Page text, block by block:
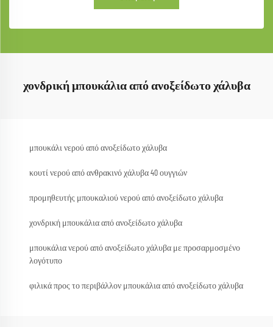
χονδρική μπουκάλια από ανοξείδωτο χάλυβα
μπουκάλι νερού από ανοξείδωτο χάλυβα
κουτί νερού από ανθρακινό χάλυβα 40 ουγγιών
προμηθευτής μπουκαλιού νερού από ανοξείδωτο χάλυβα
χονδρική μπουκάλια από ανοξείδωτο χάλυβα
μπουκάλια νερού από ανοξείδωτο χάλυβα με προσαρμοσμένο
λογότυπο
φιλικά προς το περιβάλλον μπουκάλια από ανοξείδωτο χάλυβα